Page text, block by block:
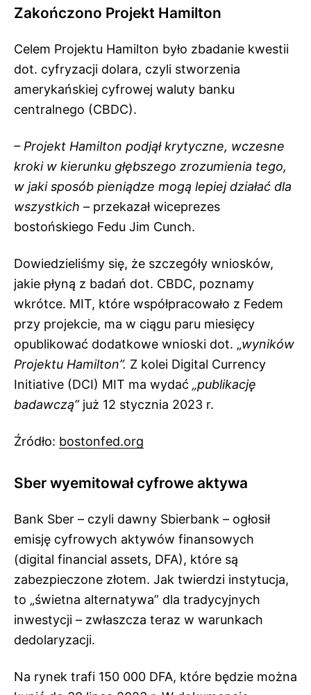
Zakończono Projekt Hamilton
Celem Projektu Hamilton było zbadanie kwestii
dot. cyfryzacji dolara, czyli stworzenia
amerykańskiej cyfrowej waluty banku
centralnego (CBDC).
– Projekt Hamilton podjął krytyczne, wczesne
kroki w kierunku głębszego zrozumienia tego,
w jaki sposób pieniądze mogą lepiej działać dla
wszystkich – przekazał wiceprezes
bostońskiego Fedu Jim Cunch.
Dowiedzieliśmy się, że szczegóły wniosków,
jakie płyną z badań dot. CBDC, poznamy
wkrótce. MIT, które współpracowało z Fedem
przy projekcie, ma w ciągu paru miesięcy
opublikować dodatkowe wnioski dot. „wyników
Projektu Hamilton”. Z kolei Digital Currency
Initiative (DCI) MIT ma wydać „publikację
badawczą”już 12 stycznia 2023 r.
Źródło: bostonfed.org
Sber wyemitował cyfrowe aktywa
Bank Sber – czyli dawny Sbierbank – ogłosił
emisję cyfrowych aktywów finansowych
(digital financial assets, DFA), które są
zabezpieczone złotem. Jak twierdzi instytucja,
to „świetna alternatywa” dla tradycyjnych
inwestycji – zwłaszcza teraz w warunkach
dedolaryzacji.
Na rynek trafi 150 000 DFA, które będzie można